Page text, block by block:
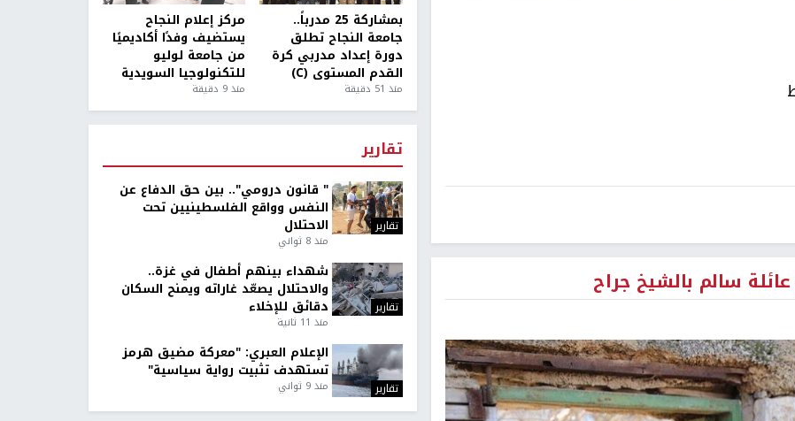
سالم بالشيخ جراح
بمشاركة 25 مدرباً..
جامعة النجاح تطلق
دورة إعداد مدربي كرة
القدم المستوى (C)
منذ 51 دقيقة
مركز إعلام النجاح
يستضيف وفدًا أكاديميًا
من جامعة لوليو
للتكنولوجيا السويدية
منذ 9 دقيقة
تقارير
تقارير
" قانون درومي".. بين حق الدفاع عن
النفس وواقع الفلسطينيين تحت
الاحتلال
منذ 8 ثواني
تقارير
شهداء بينهم أطفال في غزة..
والاحتلال يصعّد غاراته ويمنح السكان
دقائق للإخلاء
منذ 11 ثانية
تقارير
الإعلام العبري: "معركة مضيق هرمز
تستهدف تثبيت رواية سياسية"
منذ 9 ثواني